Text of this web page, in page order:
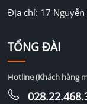
Địa chỉ: 17 Nguyễn
TỔNG ĐÀI
Hotline (Khách hàng